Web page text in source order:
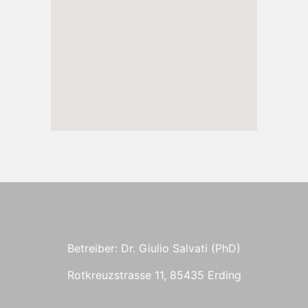
Betreiber: Dr. Giulio Salvati (PhD)
Rotkreuzstrasse 11, 85435 Erding